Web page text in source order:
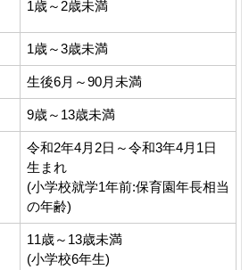
1歳～2歳未満
1歳～3歳未満
生後6月～90月未満
9歳～13歳未満
令和2年4月2日～令和3年4月1日
生まれ
(小学校就学1年前:保育園年長相当
の年齢)
11歳～13歳未満
(小学校6年生)